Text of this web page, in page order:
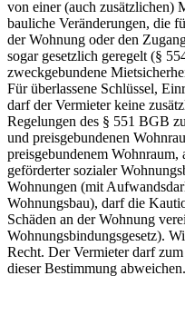
von einer (auch zusätzlichen)
bauliche Veränderungen, die
der Wohnung oder den
sogar gesetzlich geregelt (§
zweckgebundene
Für überlassene Schlüssel,
darf der Vermieter keine
Regelungen des § 551 BGB
und preisgebundenen
preisgebundenem
geförderter sozialer
Wohnungen (mit
Wohnungsbau), darf die
Schäden an der Wohnung
Wohnungsbindungsgesetz).
Recht. Der Vermieter darf
dieser Bestimmung abweichen.